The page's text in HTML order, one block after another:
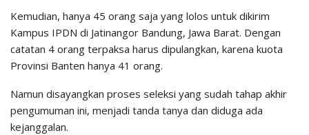
Kemudian, hanya 45 orang saja yang lolos untuk dikirim
Kampus IPDN di Jatinangor Bandung, Jawa Barat. Dengan
catatan 4 orang terpaksa harus dipulangkan, karena kuota
Provinsi Banten hanya 41 orang.
Namun disayangkan proses seleksi yang sudah tahap akhir
pengumuman ini, menjadi tanda tanya dan diduga ada
kejanggalan.